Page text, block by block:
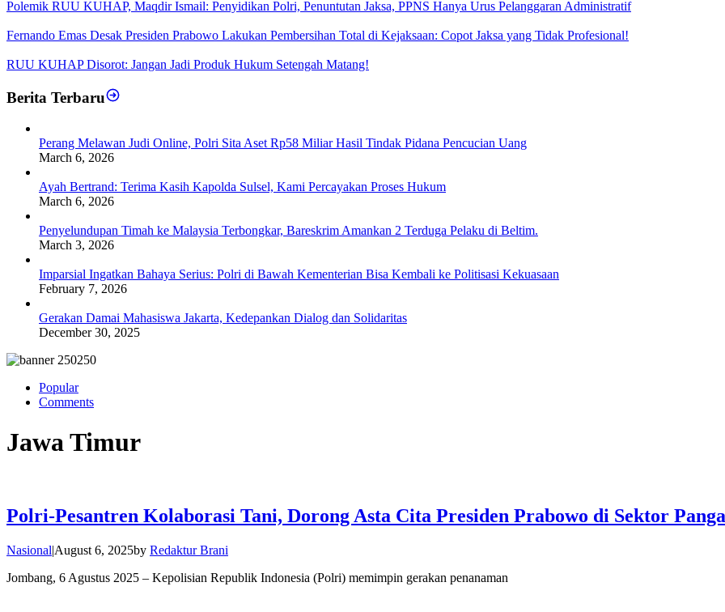
Polemik RUU KUHAP, Maqdir Ismail: Penyidikan Polri, Penuntutan Jaksa, PPNS Hanya Urus Pelanggaran Administratif
Fernando Emas Desak Presiden Prabowo Lakukan Pembersihan Total di Kejaksaan: Copot Jaksa yang Tidak Profesional!
RUU KUHAP Disorot: Jangan Jadi Produk Hukum Setengah Matang!
Berita Terbaru
Perang Melawan Judi Online, Polri Sita Aset Rp58 Miliar Hasil Tindak Pidana Pencucian Uang
March 6, 2026
Ayah Bertrand: Terima Kasih Kapolda Sulsel, Kami Percayakan Proses Hukum
March 6, 2026
Penyelundupan Timah ke Malaysia Terbongkar, Bareskrim Amankan 2 Terduga Pelaku di Beltim.
March 3, 2026
Imparsial Ingatkan Bahaya Serius: Polri di Bawah Kementerian Bisa Kembali ke Politisasi Kekuasaan
February 7, 2026
Gerakan Damai Mahasiswa Jakarta, Kedepankan Dialog dan Solidaritas
December 30, 2025
Popular
Comments
Jawa Timur
Polri-Pesantren Kolaborasi Tani, Dorong Asta Cita Presiden Prabowo di Sektor
Nasional|August 6, 2025by Redaktur Brani
Jombang, 6 Agustus 2025 – Kepolisian Republik Indonesia (Polri) memimpin gerakan penanaman